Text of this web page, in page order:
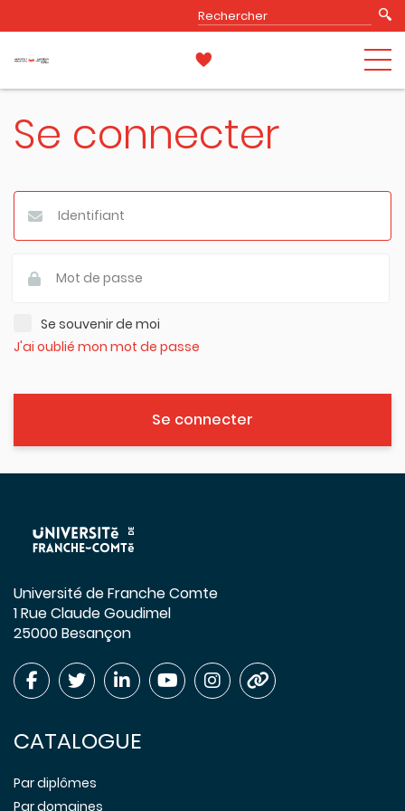
Se connecter
Se souvenir de moi
J'ai oublié mon mot de passe
Se connecter
Université de Franche Comte
1 Rue Claude Goudimel
25000 Besançon
CATALOGUE
Par diplômes
Par domaines